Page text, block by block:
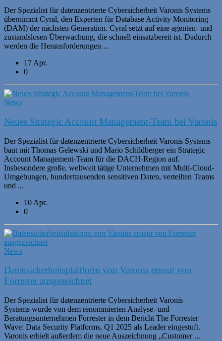
Der Spezialist für datenzentrierte Cybersicherheit Varonis Systems
übernimmt Cyral, den Experten für Database Activity Monitoring
(DAM) der nächsten Generation. Cyral setzt auf eine agenten- und
zustandslosen Überwachung, die schnell einsatzbereit ist. Dadurch
werden die Herausforderungen ...
17 Apr.
0
News
Neues Strategic Account Management-Team bei Varonis
Der Spezialist für datenzentrierte Cybersicherheit Varonis Systems
baut mit Thomas Gelewski und Mario Schildberger ein Strategic
Account Management-Team für die DACH-Region auf.
Insbesondere große, weltweit tätige Unternehmen mit Multi-Cloud-
Umgebungen, hunderttausenden sensitiven Daten, verteilten Teams
und ...
10 Apr.
0
News
Datensicherheitsplattform von Varonis erneut von
Forrester ausgezeichnet
Der Spezialist für datenzentrierte Cybersicherheit Varonis
Systems wurde von dem renommierten Analyse- und
Beratungsunternehmen Forrester in dem Bericht The Forrester
Wave: Data Security Platforms, Q1 2025 als Leader eingestuft.
Varonis erhielt außerdem die neue Auszeichnung „Customer ...